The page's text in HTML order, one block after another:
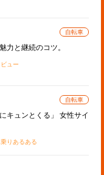
自転車
力と継続のコツ。
ュー
自転車
キュンとくる」 女性サイ
りあるある